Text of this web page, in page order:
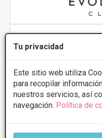
Tu privacidad
Este sitio web utiliza
para recopilar
nuestros servicios, así
navegación. Política de
5
PRIMERA CONSULTA
MEDIDA
Electroestimulación